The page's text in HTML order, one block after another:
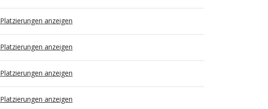
Platzierungen anzeigen
Platzierungen anzeigen
Platzierungen anzeigen
Platzierungen anzeigen